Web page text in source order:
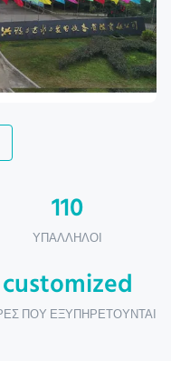
110
ΥΠΆΛΛΗΛΟΙ
customized
ΠΟΥ ΕΞΥΠΗΡΕΤΟΎΝΤΑΙ